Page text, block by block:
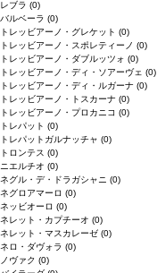
レブラ (0)
バルベーラ (0)
トレッビアーノ・グレケット (0)
トレッビアーノ・スポレティーノ (0)
トレッビアーノ・ダブルッツォ (0)
トレッビアーノ・ディ・ソアーヴェ (0)
トレッビアーノ・ディ・ルガーナ (0)
トレッビアーノ・トスカーナ (0)
トレッビアーノ・プロカニコ (0)
トレパット (0)
トレパットガルナッチャ (0)
トロンテス (0)
ニエルチオ (0)
ネグル・デ・ドラガシャニ (0)
ネグロアマーロ (0)
ネッビオーロ (0)
ネレット・カプチーオ (0)
ネレット・マスカレーゼ (0)
ネロ・ダヴォラ (0)
ノヴァク (0)